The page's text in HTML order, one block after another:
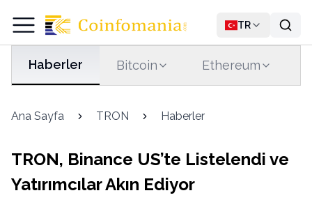
TR
Haberler Bitcoin Ethereum
Ana Sayfa TRON Haberler
TRON, Binance US’te Listelendi ve
Yatırımcılar Akın Ediyor